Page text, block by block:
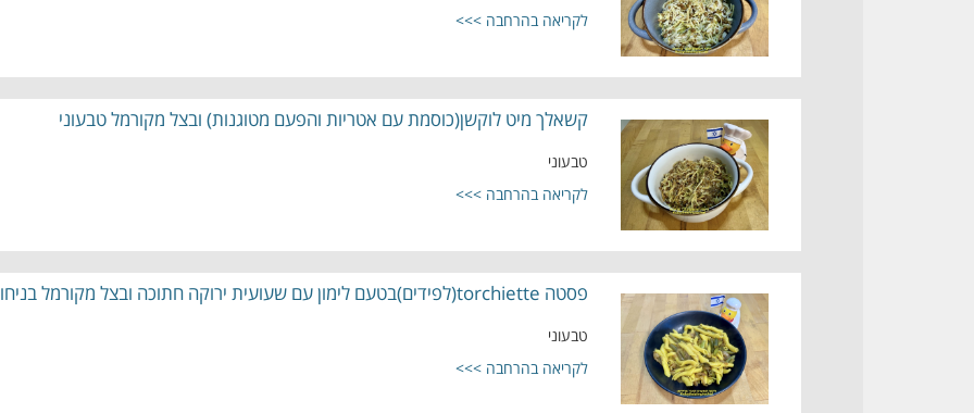
לקריאה בהרחבה >>>
קשאלך מיט לוקשן(כוסמת עם אטריות והפעם מטוגנות) ובצל מקורמל טבעוני
טבעוני
לקריאה בהרחבה >>>
פסטה torchiette(לפידים)בטעם לימון עם שעועית ירוקה חתוכה ובצל מקורמל בניחוח לימוני טבעוני
טבעוני
לקריאה בהרחבה >>>